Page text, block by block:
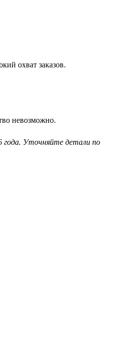
охват заказов.
невозможно.
года. Уточняйте детали по